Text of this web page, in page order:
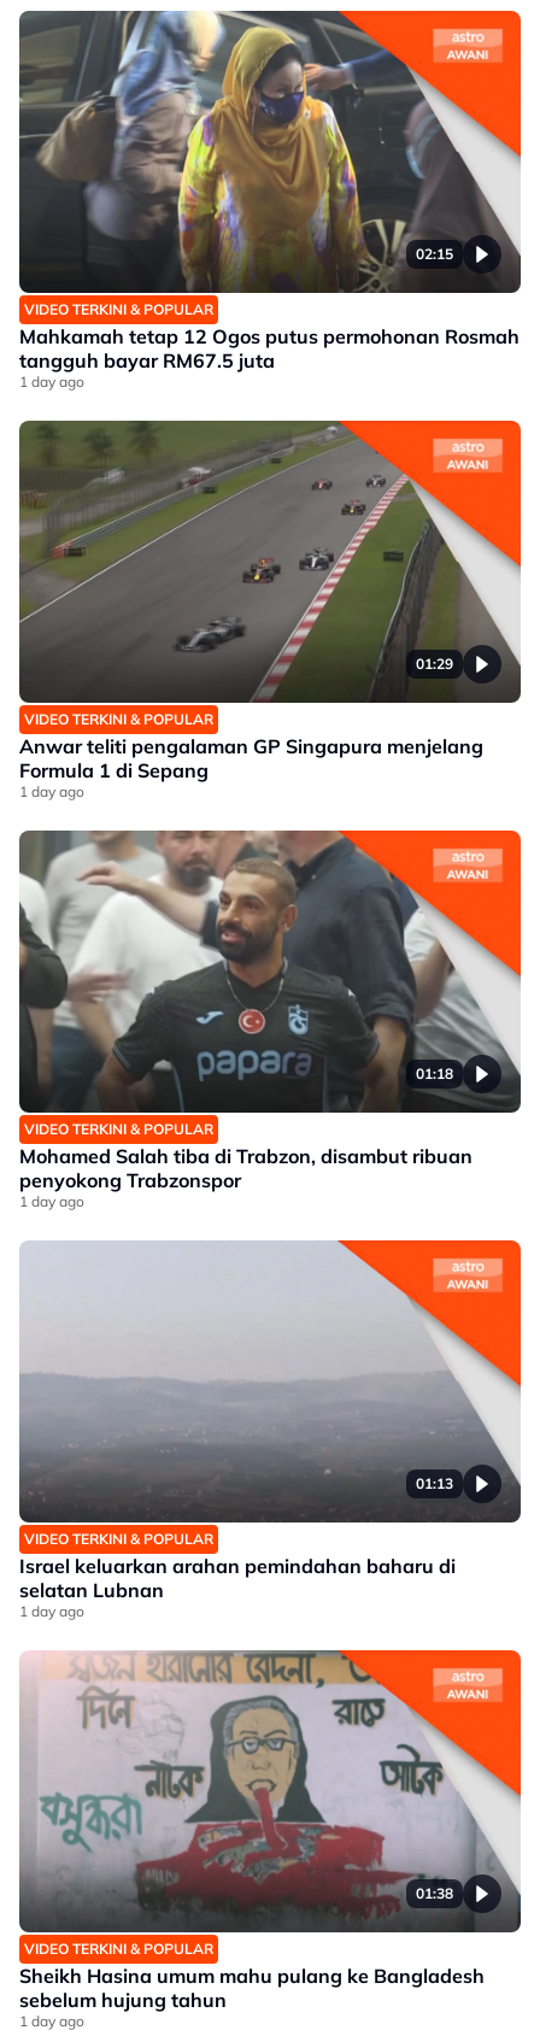
02:15
VIDEO TERKINI & POPULAR
Mahkamah tetap 12 Ogos putus permohonan Rosmah
tangguh bayar RM67.5 juta
1 day ago
01:29
VIDEO TERKINI & POPULAR
Anwar teliti pengalaman GP Singapura menjelang
Formula 1 di Sepang
1 day ago
01:18
VIDEO TERKINI & POPULAR
Mohamed Salah tiba di Trabzon, disambut ribuan
penyokong Trabzonspor
1 day ago
01:13
VIDEO TERKINI & POPULAR
Israel keluarkan arahan pemindahan baharu di
selatan Lubnan
1 day ago
01:38
VIDEO TERKINI & POPULAR
Sheikh Hasina umum mahu pulang ke Bangladesh
sebelum hujung tahun
1 day ago